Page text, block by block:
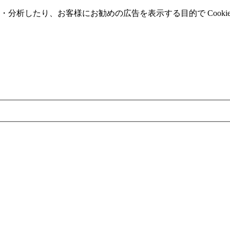
析したり、お客様にお勧めの広告を表⽰する⽬的で